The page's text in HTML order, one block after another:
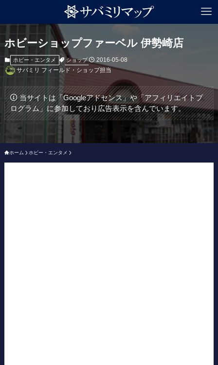
ホビーショップファーベル 伊勢崎店
ホビー・エンタメ ショップ
2016-05-08
サバミリ フィールド・ショップ担当
当サイトは「Googleアドセンス」や「アフィリエイトプ
ログラム」に参加しており広告表示を含んでいます。
ホーム ホビー・エンタメ